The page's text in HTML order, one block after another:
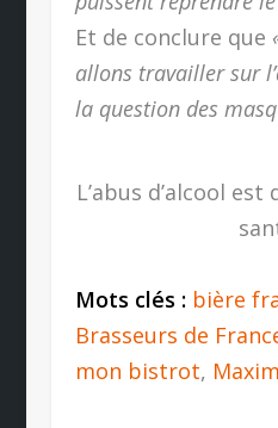
Et de conclure que
allons travailler sur
la question des
L’abus d’alcool
Mots clés : bière
Brasseurs de
mon bistrot,